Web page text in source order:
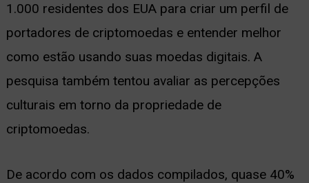
1.000 residentes dos EUA para criar um perfil de
portadores de criptomoedas e entender melhor
como estão usando suas moedas digitais. A
pesquisa também tentou avaliar as percepções
culturais em torno da propriedade de
criptomoedas.
De acordo com os dados compilados, quase 40%